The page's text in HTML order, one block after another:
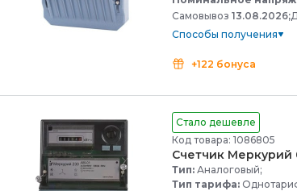
Самовывоз 13.08.2026;
Способы получения
+122 бонуса
Стало дешевле
Код товара: 1086805
Счетчик Меркурий
Тип: Аналоговый;
Тип тарифа: